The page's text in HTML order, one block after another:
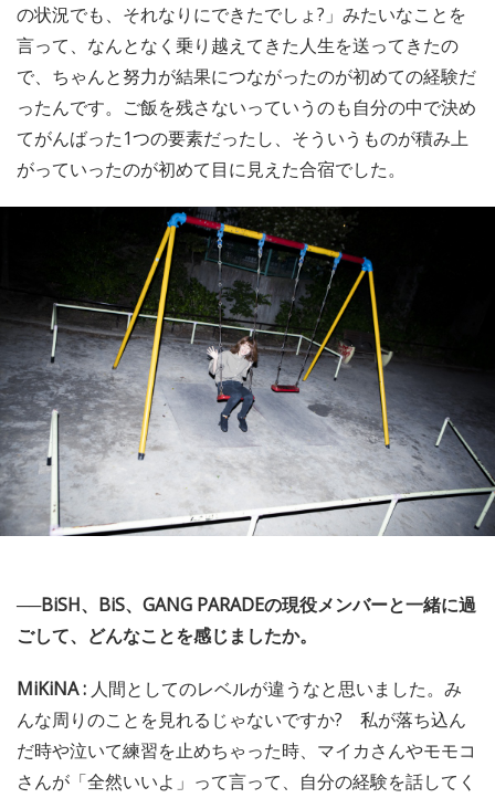
の状況でも、それなりにできたでしょ?」みたいなことを
言って、なんとなく乗り越えてきた人生を送ってきたの
で、ちゃんと努力が結果につながったのが初めての経験だ
ったんです。ご飯を残さないっていうのも自分の中で決め
てがんばった1つの要素だったし、そういうものが積み上
がっていったのが初めて目に見えた合宿でした。
──BiSH、BiS、GANG PARADEの現役メンバーと一緒に過
ごして、どんなことを感じましたか。
MiKiNA : 人間としてのレベルが違うなと思いました。み
んな周りのことを見れるじゃないですか? 私が落ち込ん
だ時や泣いて練習を止めちゃった時、マイカさんやモモコ
さんが「全然いいよ」って言って、自分の経験を話してく